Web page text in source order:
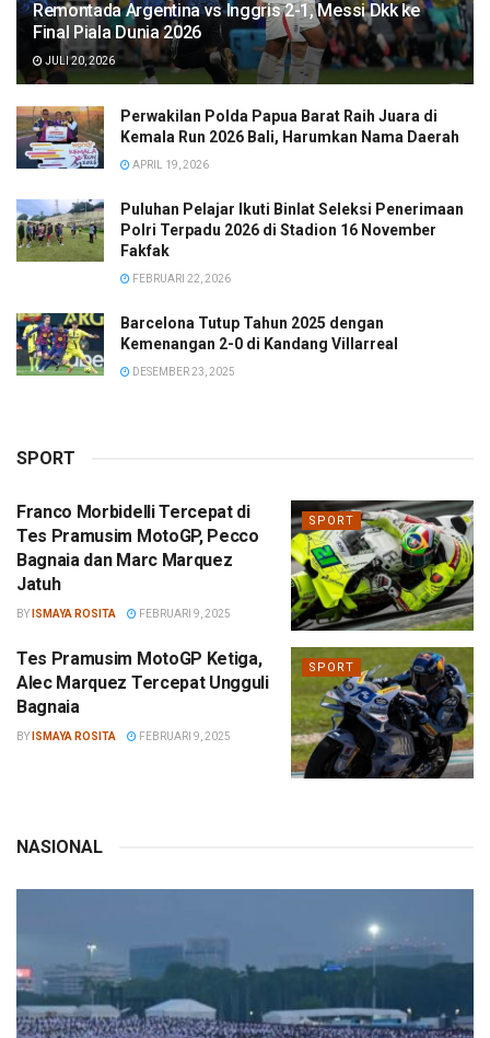
Remontada Argentina vs Inggris 2-1, Messi Dkk ke
Final Piala Dunia 2026
JULI 20, 2026
Perwakilan Polda Papua Barat Raih Juara di
Kemala Run 2026 Bali, Harumkan Nama Daerah
APRIL 19, 2026
Puluhan Pelajar Ikuti Binlat Seleksi Penerimaan
Polri Terpadu 2026 di Stadion 16 November
Fakfak
FEBRUARI 22, 2026
Barcelona Tutup Tahun 2025 dengan
Kemenangan 2-0 di Kandang Villarreal
DESEMBER 23, 2025
SPORT
SPORT
Franco Morbidelli Tercepat di
Tes Pramusim MotoGP, Pecco
Bagnaia dan Marc Marquez
Jatuh
BY ISMAYA ROSITA FEBRUARI 9, 2025
SPORT
Tes Pramusim MotoGP Ketiga,
Alec Marquez Tercepat Ungguli
Bagnaia
BY ISMAYA ROSITA FEBRUARI 9, 2025
NASIONAL